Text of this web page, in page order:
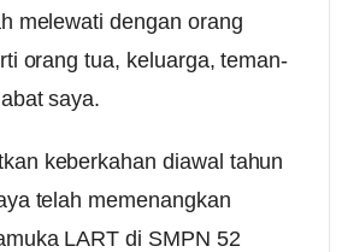
melewati dengan orang
orang tua, keluarga, teman-
saya.
keberkahan diawal tahun
telah memenangkan
LART di SMPN 52